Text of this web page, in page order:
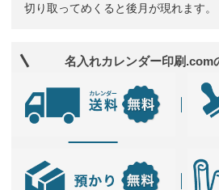
切り取ってめくると後月が現れます。
名入れカレンダー印刷.com